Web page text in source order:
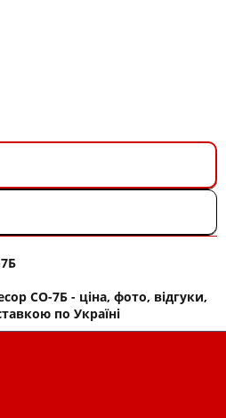
СО-7Б - ціна, фото, відгуки,
по Україні